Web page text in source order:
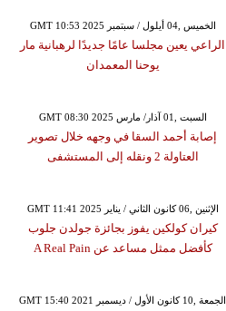
GMT 10:53 2025 الخميس ,04 أيلول / سبتمبر
الراعي يعين مجلسا عامًا جديدًا لرهبانية مار
يوحنا المعمدان
GMT 08:30 2025 السبت ,01 آذار/ مارس
إصابة أحمد السقا في وجهه خلال تصوير
العتاولة 2 ونقله إلى المستشفى
GMT 11:41 2025 الإثنين ,06 كانون الثاني / يناير
كيران كولكين يفوز بجائزة جولدن جلوب
كأفضل ممثل مساعد عن A Real Pain
GMT 15:40 2021 الجمعة ,10 كانون الأول / ديسمبر